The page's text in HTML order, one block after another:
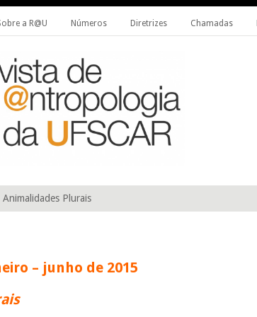
a R@U Números Diretrizes Chamadas
DA UFSCAR
Plurais
– junho de 2015